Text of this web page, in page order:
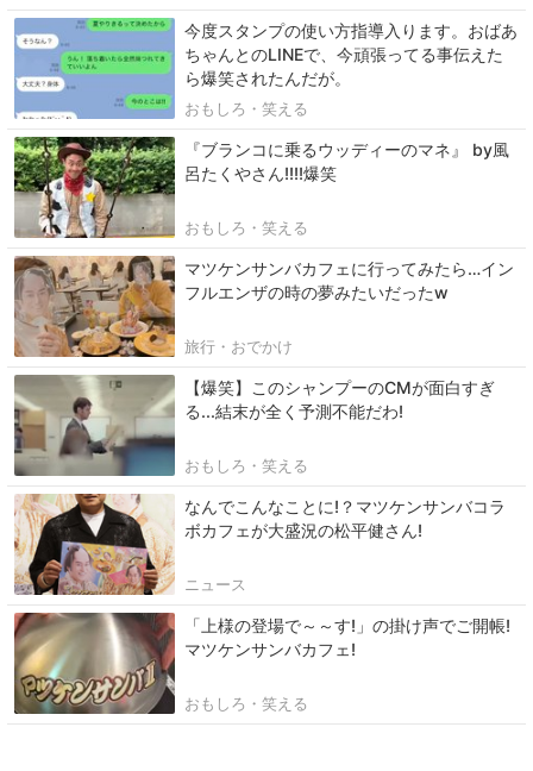
今度スタンプの使い方指導入ります。おばあ
ちゃんとのLINEで、今頑張ってる事伝えた
ら爆笑されたんだが。
おもしろ・笑える
『ブランコに乗るウッディーのマネ』 by風
呂たくやさん!!!!爆笑
おもしろ・笑える
マツケンサンバカフェに行ってみたら…イン
フルエンザの時の夢みたいだったw
旅行・おでかけ
【爆笑】このシャンプーのCMが面白すぎ
る...結末が全く予測不能だわ!
おもしろ・笑える
なんでこんなことに!？マツケンサンバコラ
ボカフェが大盛況の松平健さん!
ニュース
「上様の登場で～～す!」の掛け声でご開帳!
マツケンサンバカフェ!
おもしろ・笑える